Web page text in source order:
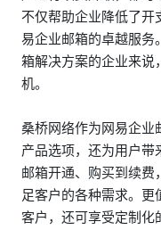
不仅帮助企业降低了开
易企业邮箱的卓越服务
箱解决方案的企业来说
机。
桑桥网络作为网易企业
产品选项，还为用户带
邮箱开通、购买到续
足客户的各种需求。
客户，还可享受定制化